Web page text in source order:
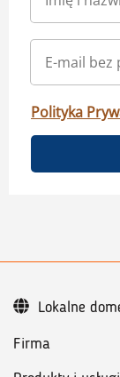
Polityka
Firma
Lokalne